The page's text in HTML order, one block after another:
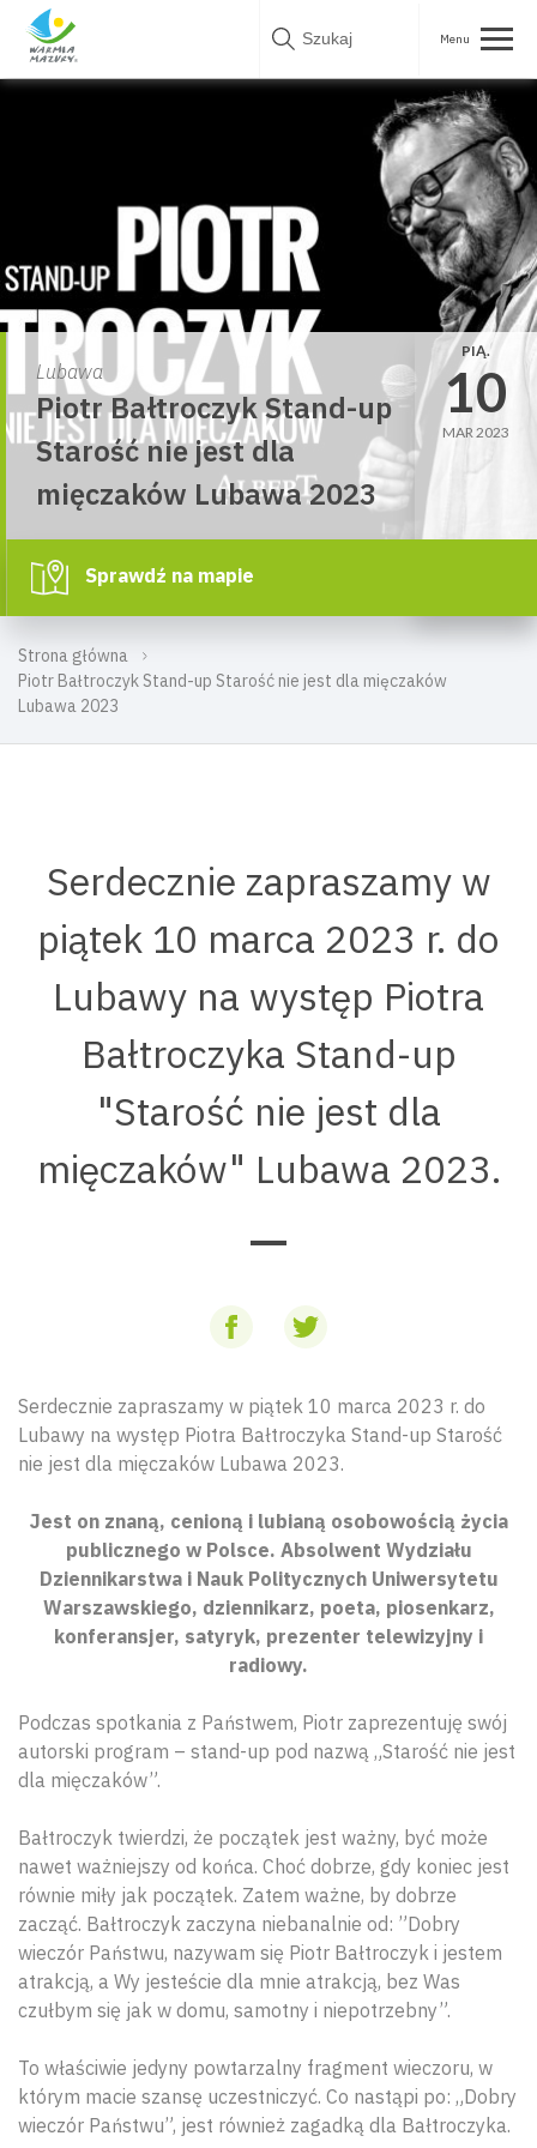
Skip
Strona główna
Piotr Bałtroczyk Stand-up Starość nie jest dla mięczaków
Lubawa 2023
Lubawa
Piotr Bałtroczyk Stand-up
Starość nie jest dla
mięczaków Lubawa 2023
PIĄ.
10
MAR 2023
Sprawdź na mapie
Serdecznie zapraszamy w
piątek 10 marca 2023 r. do
Lubawy na występ Piotra
Bałtroczyka Stand-up
"Starość nie jest dla
mięczaków" Lubawa 2023.
Serdecznie zapraszamy w piątek 10 marca 2023 r. do
Lubawy na występ Piotra Bałtroczyka Stand-up Starość
nie jest dla mięczaków Lubawa 2023.
Jest on znaną, cenioną i lubianą osobowością życia
publicznego w Polsce. Absolwent Wydziału
Dziennikarstwa i Nauk Politycznych Uniwersytetu
Warszawskiego, dziennikarz, poeta, piosenkarz,
konferansjer, satyryk, prezenter telewizyjny i
radiowy.
Podczas spotkania z Państwem, Piotr zaprezentuję swój
autorski program – stand-up pod nazwą „Starość nie jest
dla mięczaków”.
Bałtroczyk twierdzi, że początek jest ważny, być może
nawet ważniejszy od końca. Choć dobrze, gdy koniec jest
równie miły jak początek. Zatem ważne, by dobrze
zacząć. Bałtroczyk zaczyna niebanalnie od: ”Dobry
wieczór Państwu, nazywam się Piotr Bałtroczyk i jestem
atrakcją, a Wy jesteście dla mnie atrakcją, bez Was
czułbym się jak w domu, samotny i niepotrzebny”.
To właściwie jedyny powtarzalny fragment wieczoru, w
którym macie szansę uczestniczyć. Co nastąpi po: „Dobry
wieczór Państwu”, jest również zagadką dla Bałtroczyka.